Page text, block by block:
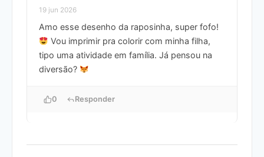
19 jun 2026
Amo esse desenho da raposinha, super fofo!
Vou imprimir pra colorir com minha filha,
tipo uma atividade em família. Já pensou na
diversão?
0 Responder